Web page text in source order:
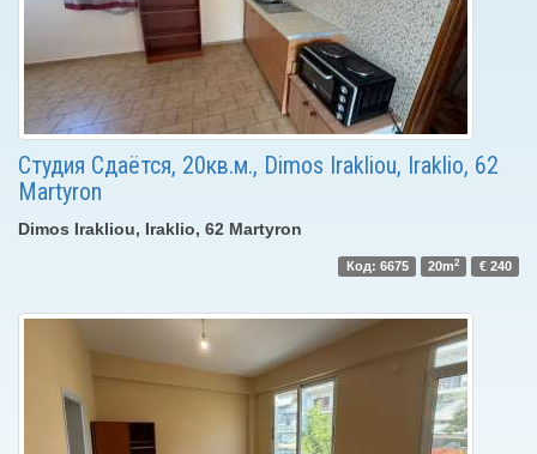
Студия Сдаётся, 20кв.м., Dimos Irakliou, Iraklio, 62
Martyron
Dimos Irakliou, Iraklio, 62 Martyron
Код: 6675 20m2 € 240